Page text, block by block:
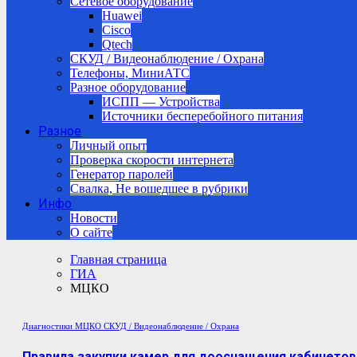
Huawei
Cisco
Qtech
СКУД / Видеонаблюдение / Охрана
Телефоны, МиниАТС
Разное оборудование
ИСПП — Устройства
Источники бесперебойного питания
Разное
Личный опыт
Проверка скорости интернета
Генератор паролей
Свалка, Не вошедшее в рубрики
Инфо
Новости
О сайте
Главная страница
ГИА
МЦКО
Диагностики МЦКО СКУД / Видеонаблюдение / Охрана